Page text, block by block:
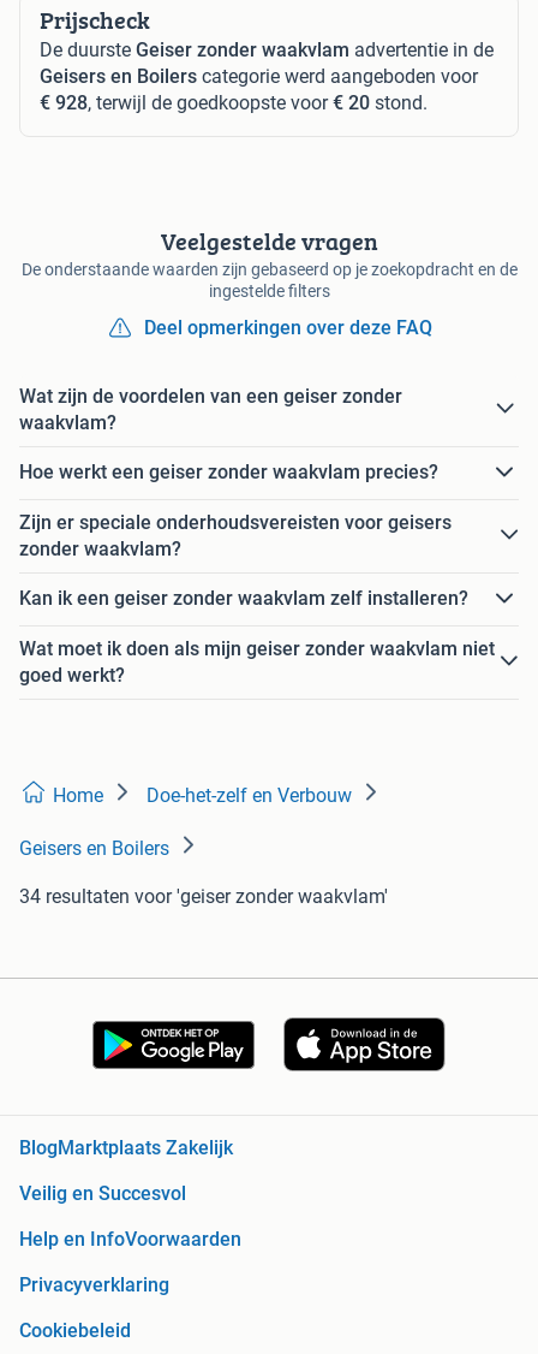
Prijscheck
De duurste Geiser zonder waakvlam advertentie in de
Geisers en Boilers categorie werd aangeboden voor
€ 928, terwijl de goedkoopste voor€ 20 stond.
Veelgestelde vragen
De onderstaande waarden zijn gebaseerd op je zoekopdracht en de
ingestelde filters
Deel opmerkingen over deze FAQ
Wat zijn de voordelen van een geiser zonder
waakvlam?
Hoe werkt een geiser zonder waakvlam precies?
Zijn er speciale onderhoudsvereisten voor geisers
zonder waakvlam?
Kan ik een geiser zonder waakvlam zelf installeren?
Wat moet ik doen als mijn geiser zonder waakvlam niet
goed werkt?
Home Doe-het-zelf en Verbouw
Geisers en Boilers
34 resultaten voor 'geiser zonder waakvlam'
BlogMarktplaats Zakelijk
Veilig en Succesvol
Help en InfoVoorwaarden
Privacyverklaring
Cookiebeleid